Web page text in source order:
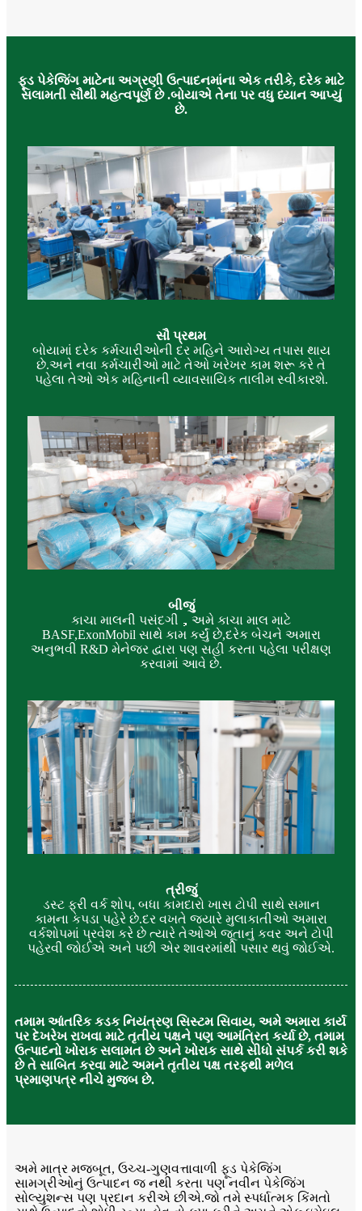
ફૂડ પેકેજિંગ માટેના અગ્રણી ઉત્પાદનમાંના એક તરીકે, દરેક માટે
સલામતી સૌથી મહત્વપૂર્ણ છે .બોયાએ તેના પર વધુ ધ્યાન આપ્યું
છે.
સૌ પ્રથમ
બોયામાં દરેક કર્મચારીઓની દર મહિને આરોગ્ય તપાસ થાય
છે.અને નવા કર્મચારીઓ માટે તેઓ ખરેખર કામ શરૂ કરે તે
પહેલા તેઓ એક મહિનાની વ્યાવસાયિક તાલીમ સ્વીકારશે.
બીજું
કાચા માલની પસંદગી，અમે કાચા માલ માટે
BASF,ExonMobil સાથે કામ કર્યું છે,દરેક બેચને અમારા
અનુભવી R&D મેનેજર દ્વારા પણ સહી કરતા પહેલા પરીક્ષણ
કરવામાં આવે છે.
ત્રીજું
ડસ્ટ ફ્રી વર્ક શોપ, બધા કામદારો ખાસ ટોપી સાથે સમાન
કામના કપડા પહેરે છે.દર વખતે જ્યારે મુલાકાતીઓ અમારા
વર્કશોપમાં પ્રવેશ કરે છે ત્યારે તેઓએ જૂતાનું કવર અને ટોપી
પહેરવી જોઈએ અને પછી એર શાવરમાંથી પસાર થવું જોઈએ.
તમામ આંતરિક કડક નિયંત્રણ સિસ્ટમ સિવાય, અમે અમારા કાર્ય
પર દેખરેખ રાખવા માટે તૃતીય પક્ષને પણ આમંત્રિત કર્યા છે, તમામ
ઉત્પાદનો ખોરાક સલામત છે અને ખોરાક સાથે સીધો સંપર્ક કરી શકે
છે તે સાબિત કરવા માટે અમને તૃતીય પક્ષ તરફથી મળેલ
પ્રમાણપત્ર નીચે મુજબ છે.
અમે માત્ર મજબૂત, ઉચ્ચ-ગુણવત્તાવાળી ફૂડ પેકેજિંગ
સામગ્રીઓનું ઉત્પાદન જ નથી કરતા પણ નવીન પેકેજિંગ
સોલ્યુશન્સ પણ પ્રદાન કરીએ છીએ.જો તમે સ્પર્ધાત્મક કિંમતો